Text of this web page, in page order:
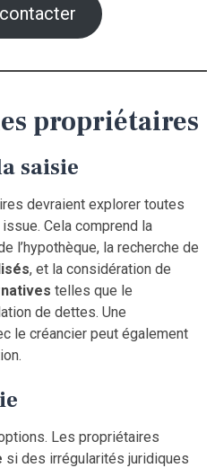
propriétaires
saisie
devraient explorer toutes
Cela comprend la
l’hypothèque, la recherche de
, et la considération de
telles que le
de dettes. Une
le créancier peut également
Les propriétaires
si des irrégularités juridiques